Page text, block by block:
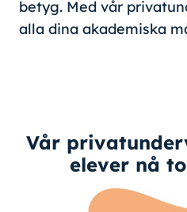
betyg. Med vår
alla dina akademiska
Vår
elever nå